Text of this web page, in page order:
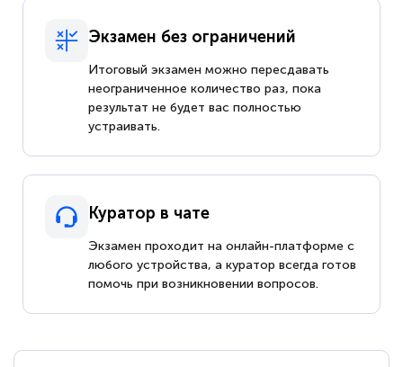
Экзамен без ограничений
Итоговый экзамен можно пересдавать
неограниченное количество раз, пока
результат не будет вас полностью
устраивать.
Куратор в чате
Экзамен проходит на онлайн-платформе с
любого устройства, а куратор всегда готов
помочь при возникновении вопросов.